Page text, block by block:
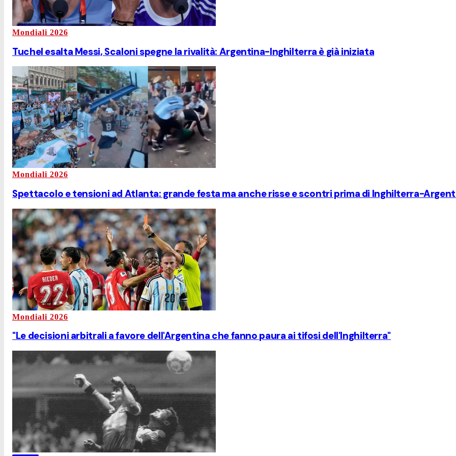
Mondiali 2026
Tuchel esalta Messi, Scaloni spegne la rivalità: Argentina-Inghilterra è già iniziata
Mondiali 2026
Spettacolo e tensioni ad Atlanta: grande festa ma anche risse e scontri prima di Inghilterra-
Mondiali 2026
"Le decisioni arbitrali a favore dell'Argentina che fanno paura ai tifosi dell'Inghilterra"